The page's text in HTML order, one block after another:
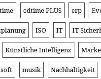
edtime PLUS erp
ISO IT IT
Künstliche Intelligenz
musik Nachhaltigkeit